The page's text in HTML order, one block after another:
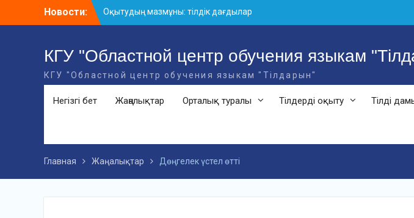
Новости:
Оқытудың мазмұны: тілдік дағдылар
және инновациялық стратегиялар
«ҮЗДІК ОҚЫТУШЫ-2026» ОБЛЫСТЫҚ
БАЙҚАУЫ
«Мемлекеттік тіл – Тәуелсіздік
КГУ "Областной центр обучения языкам
КГУ "Областной центр обучения языкам "Тілдарын"
Негізгі бет Жаңалықтар Орталық туралы Тілдерді оқыту Тілді
Главная Жаңалықтар Дөңгелек үстел өтті